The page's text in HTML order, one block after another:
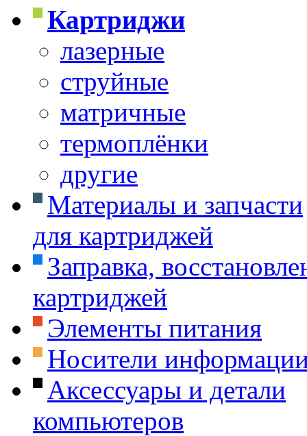
Картриджи
лазерные
струйные
матричные
термоплёнки
другие
Материалы и запчасти
для картриджей
Заправка,
картриджей
Элементы питания
Носители
Аксессуары и детали
компьютеров